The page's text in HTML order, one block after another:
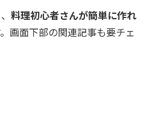
料理初心者さんが簡単に作れ
画面下部の関連記事も要チェ